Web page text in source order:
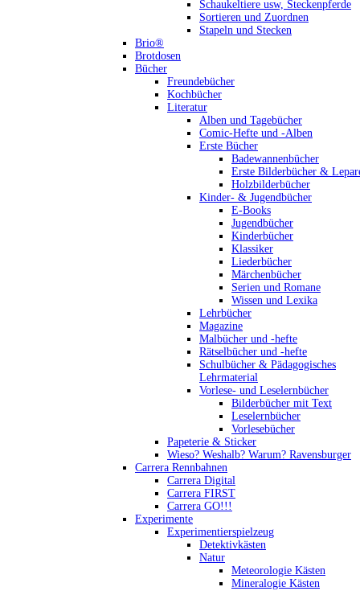
Schaukeltiere usw, Steckenpferde
Sortieren und Zuordnen
Stapeln und Stecken
Brio®
Brotdosen
Bücher
Freundebücher
Kochbücher
Literatur
Alben und Tagebücher
Comic-Hefte und -Alben
Erste Bücher
Badewannenbücher
Erste Bilderbücher &
Holzbilderbücher
Kinder- & Jugendbücher
E-Books
Jugendbücher
Kinderbücher
Klassiker
Liederbücher
Märchenbücher
Serien und Romane
Wissen und Lexika
Lehrbücher
Magazine
Malbücher und -hefte
Rätselbücher und -hefte
Schulbücher & Pädagogisches
Lehrmaterial
Vorlese- und Leselernbücher
Bilderbücher mit Text
Leselernbücher
Vorlesebücher
Papeterie & Sticker
Wieso? Weshalb? Warum? Ravensburger
Carrera Rennbahnen
Carrera Digital
Carrera FIRST
Carrera GO!!!
Experimente
Experimentierspielzeug
Detektivkästen
Natur
Meteorologie Kästen
Mineralogie Kästen